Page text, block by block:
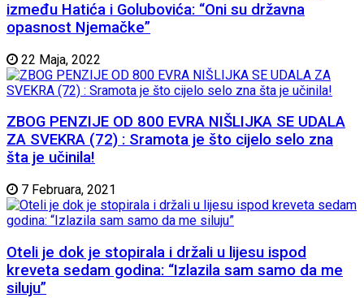
između Hatića i Golubovića: “Oni su državna
opasnost Njemačke”
22 Maja, 2022
ZBOG PENZIJE OD 800 EVRA NIŠLIJKA SE UDALA
ZA SVEKRA (72) : Sramota je što cijelo selo zna
šta je učinila!
7 Februara, 2021
Oteli je dok je stopirala i držali u lijesu ispod
kreveta sedam godina: “Izlazila sam samo da me
siluju”